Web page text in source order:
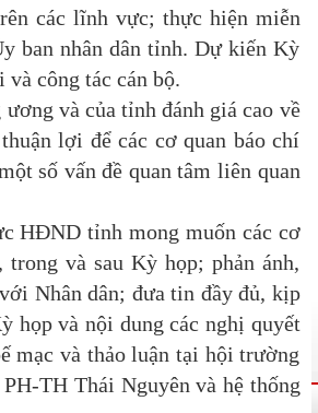
các lĩnh vực; thực hiện miễn
ban nhân dân tỉnh. Dự kiến Kỳ
công tác cán bộ.
và của tỉnh đánh giá cao về
lợi để các cơ quan báo chí
số vấn đề quan tâm liên quan
HĐND tỉnh mong muốn các cơ
và sau Kỳ họp; phản ánh,
Nhân dân; đưa tin đầy đủ, kịp
họp và nội dung các nghị quyết
mạc và thảo luận tại hội trường
TH Thái Nguyên và hệ thống